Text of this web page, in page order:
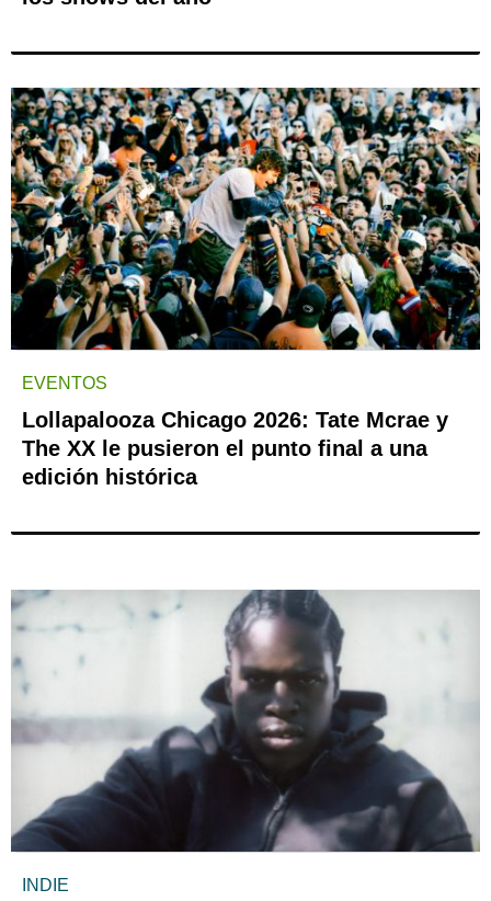
EVENTOS
Lollapalooza Chicago 2026: Tate Mcrae y
The XX le pusieron el punto final a una
edición histórica
INDIE